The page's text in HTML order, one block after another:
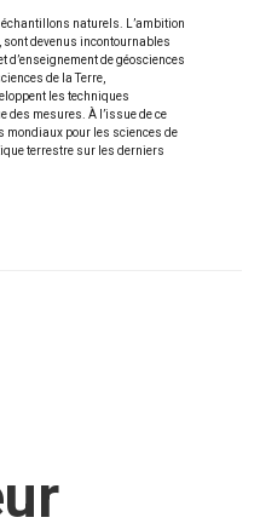
naturels. L’ambition
devenus incontournables
d’enseignement de géosciences
de la Terre,
les techniques
mesures. À l’issue de ce
mondiaux pour les sciences de
terrestre sur les derniers